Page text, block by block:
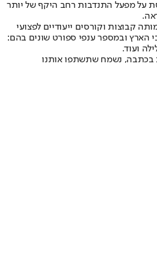
על מפעל התנדבות רחב היקף של יותר
קבוצות וקורסים ייעודיים לפצועי
הארץ ובמספר ענפי ספורט שונים בהם:
ועוד.
בכתבה, נשמח שתשתפו אותנו